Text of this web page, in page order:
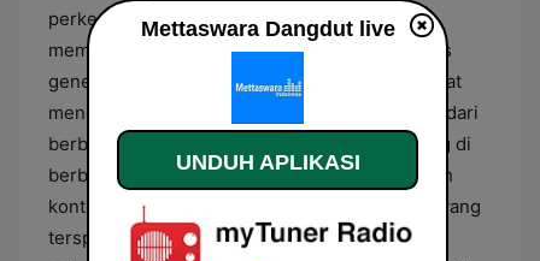
perkembangan industri musik lokal dengan
memutar karya-karya dari musisi dangdut lintas
generasi secara berkelanjutan. Pendengar dapat
menemukan variasi irama, termasuk pengaruh dari
berbagai sub-genre dangdut yang berkembang di
berbagai daerah maupun aransemen yang lebih
kontemporer. Sebagai penyedia konten audio yang
terspesialisasi, stasiun ini berfungsi sebagai
Mettaswara Dangdut live
UNDUH APLIKASI